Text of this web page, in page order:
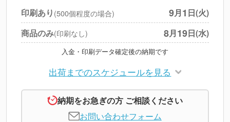
円
※上記小計は税別です
印刷あり (500個程度の場合) 9月1 日(火)
商品のみ(印刷なし) 8月19日(水)
入金・印刷データ確定後の納期です
出荷までのスケジュールを見る
納期をお急ぎの方 ご相談ください
お問い合わせフォーム